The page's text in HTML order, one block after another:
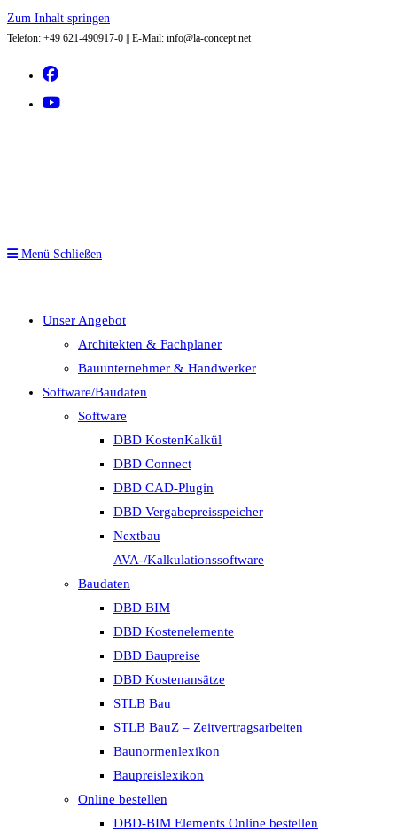
Zum Inhalt springen
Telefon: +49 621-490917-0 || E-Mail: info@la-concept.net
Menü Schließen
Unser Angebot
Architekten & Fachplaner
Bauunternehmer & Handwerker
Software/Baudaten
Software
DBD KostenKalkül
DBD Connect
DBD CAD-Plugin
DBD Vergabepreisspeicher
Nextbau
AVA-/Kalkulationssoftware
Baudaten
DBD BIM
DBD Kostenelemente
DBD Baupreise
DBD Kostenansätze
STLB Bau
STLB BauZ – Zeitvertragsarbeiten
Baunormenlexikon
Baupreislexikon
Online bestellen
DBD-BIM Elements Online bestellen